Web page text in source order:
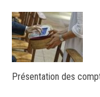
Présentation des